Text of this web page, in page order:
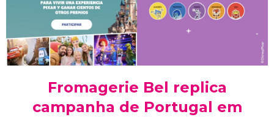
Fromagerie Bel replica
campanha de Portugal em